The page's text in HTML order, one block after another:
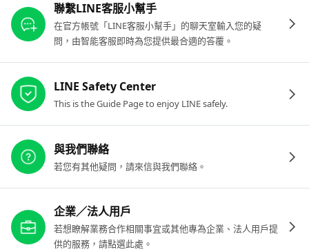
聯繫LINE客服小幫手
在官方帳號「LINE客服小幫手」的聊天室輸入您的疑
問，由智能客服即時為您提供最合適的答覆。
LINE Safety Center
This is the Guide Page to enjoy LINE safely.
與我們聯絡
若您有其他疑問，請來信與我們聯絡。
企業／法人用戶
若想瞭解業務合作相關事宜或其他專為企業、法人用戶提
供的服務，請點選此處。